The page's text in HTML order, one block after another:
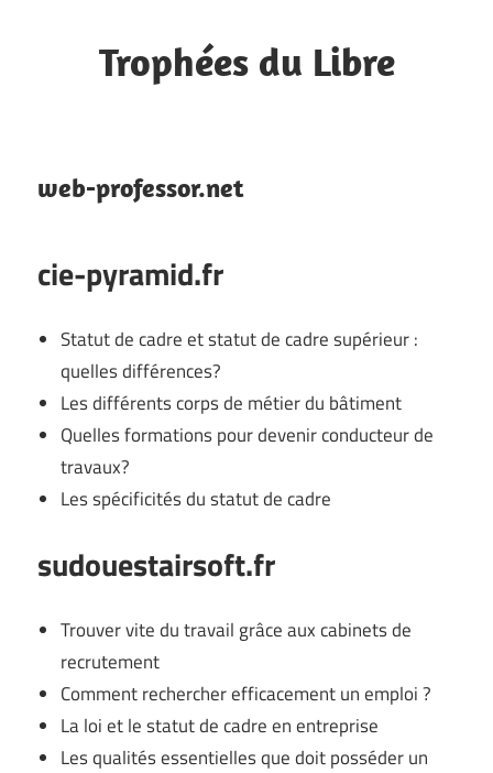
Trophées du Libre
web-professor.net
cie-pyramid.fr
Statut de cadre et statut de cadre supérieur :
quelles différences?
Les différents corps de métier du bâtiment
Quelles formations pour devenir conducteur de
travaux?
Les spécificités du statut de cadre
sudouestairsoft.fr
Trouver vite du travail grâce aux cabinets de
recrutement
Comment rechercher efficacement un emploi ?
La loi et le statut de cadre en entreprise
Les qualités essentielles que doit posséder un